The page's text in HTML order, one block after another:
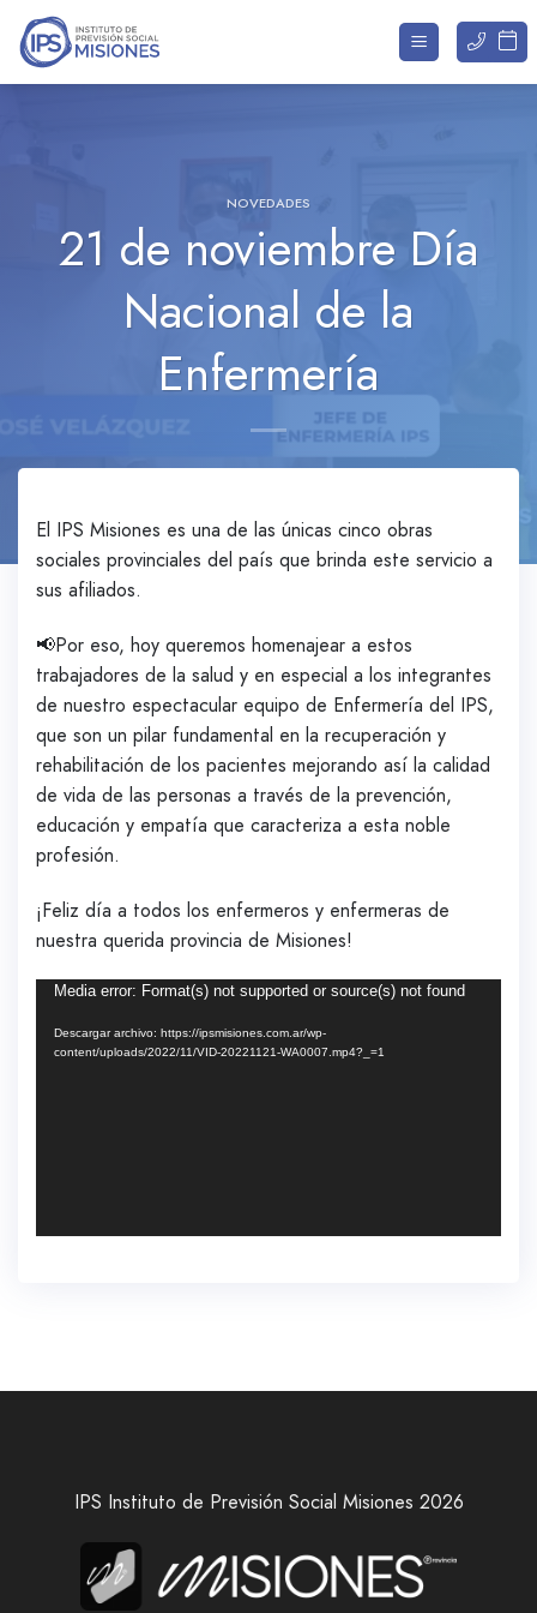
Saltar
contenido
NOVEDADES
21 de noviembre Día
Nacional de la
Enfermería
El IPS Misiones es una de las únicas cinco obras
sociales provinciales del país que brinda este servicio a
sus afiliados.
📢Por eso, hoy queremos homenajear a estos
trabajadores de la salud y en especial a los integrantes
de nuestro espectacular equipo de Enfermería del IPS,
que son un pilar fundamental en la recuperación y
rehabilitación de los pacientes mejorando así la calidad
de vida de las personas a través de la prevención,
educación y empatía que caracteriza a esta noble
profesión.
¡Feliz día a todos los enfermeros y enfermeras de
nuestra querida provincia de Misiones!
Reproductor
de
vídeo
Media error: Format(s) not supported or source(s) not found
Descargar archivo: https://ipsmisiones.com.ar/wp-
content/uploads/2022/11/VID-20221121-WA0007.mp4?_=1
IPS Instituto de Previsión Social Misiones 2026